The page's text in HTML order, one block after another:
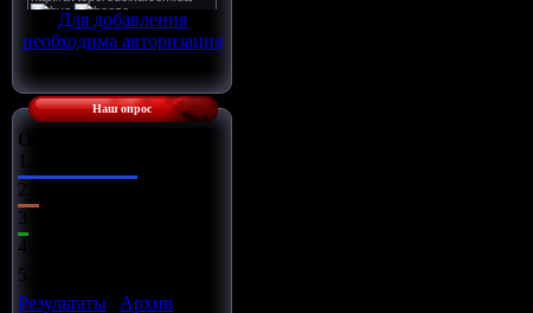
Для добавления
необходима авторизация
Наш опрос
Оцените сайт
2.
3.
4.
5.
Результаты
Архив